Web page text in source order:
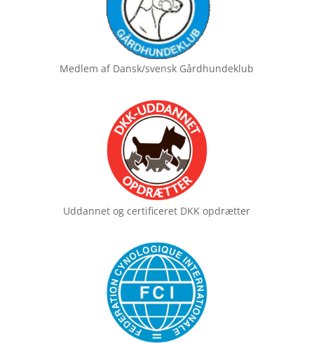
Medlem af Dansk/svensk Gårdhundeklub
Uddannet og certificeret DKK opdrætter